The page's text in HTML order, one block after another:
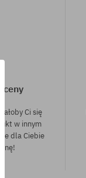
ceny
Ci się
w innym
dla Ciebie